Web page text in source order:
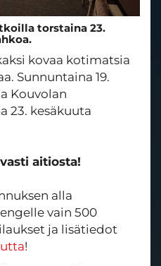
torstaina 23.
kovaa kotimatsia
Sunnuntaina 19.
Kouvolan
23. kesäkuuta
aitiosta!
alla
vain 500
ja lisätiedot
!